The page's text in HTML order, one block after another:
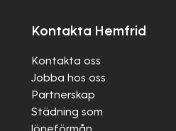
Kontakta Hemfrid
Kontakta oss
Jobba hos oss
Partnerskap
Städning som